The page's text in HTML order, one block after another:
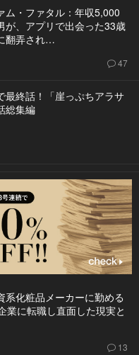
ム・ファタル：年収5,000
が、アプリで出会った33歳
翻弄され…
47
最終話！「崖っぷちアラサ
総集編
系化粧品メーカーに勤める
業に転職し直面した現実と
13